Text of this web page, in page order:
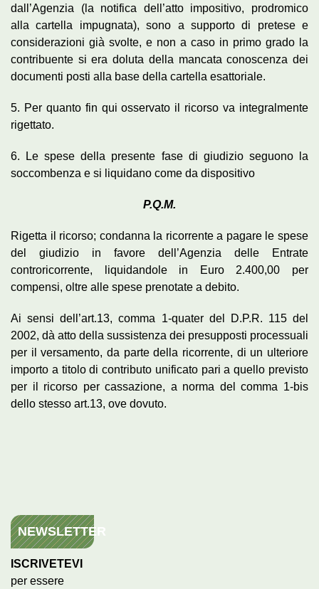
dall’Agenzia (la notifica dell’atto impositivo, prodromico
alla cartella impugnata), sono a supporto di pretese e
considerazioni già svolte, e non a caso in primo grado la
contribuente si era doluta della mancata conoscenza dei
documenti posti alla base della cartella esattoriale.
5. Per quanto fin qui osservato il ricorso va integralmente
rigettato.
6. Le spese della presente fase di giudizio seguono la
soccombenza e si liquidano come da dispositivo
P.Q.M.
Rigetta il ricorso; condanna la ricorrente a pagare le spese
del giudizio in favore dell’Agenzia delle Entrate
controricorrente, liquidandole in Euro 2.400,00 per
compensi, oltre alle spese prenotate a debito.
Ai sensi dell’art.13, comma 1-quater del D.P.R. 115 del
2002, dà atto della sussistenza dei presupposti processuali
per il versamento, da parte della ricorrente, di un ulteriore
importo a titolo di contributo unificato pari a quello previsto
per il ricorso per cassazione, a norma del comma 1-bis
dello stesso art.13, ove dovuto.
NEWSLETTER
ISCRIVETEVI
per essere